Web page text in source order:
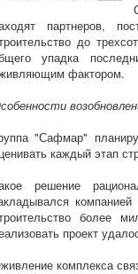
партнеров,
до
упадка
фактором.
"Сафмар"
каждый этап
решение
более
проект
комплекса